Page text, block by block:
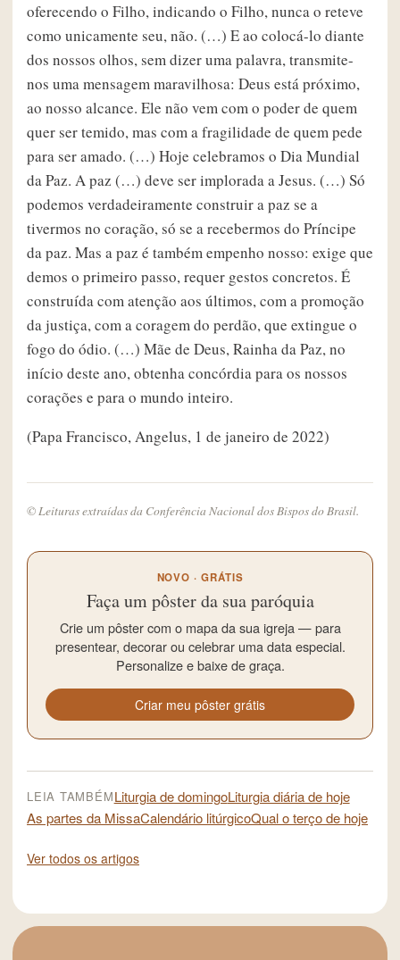
oferecendo o Filho, indicando o Filho, nunca o reteve
como unicamente seu, não. (…) E ao colocá-lo diante
dos nossos olhos, sem dizer uma palavra, transmite-
nos uma mensagem maravilhosa: Deus está próximo,
ao nosso alcance. Ele não vem com o poder de quem
quer ser temido, mas com a fragilidade de quem pede
para ser amado. (…) Hoje celebramos o Dia Mundial
da Paz. A paz (…) deve ser implorada a Jesus. (…) Só
podemos verdadeiramente construir a paz se a
tivermos no coração, só se a recebermos do Príncipe
da paz. Mas a paz é também empenho nosso: exige que
demos o primeiro passo, requer gestos concretos. É
construída com atenção aos últimos, com a promoção
da justiça, com a coragem do perdão, que extingue o
fogo do ódio. (…) Mãe de Deus, Rainha da Paz, no
início deste ano, obtenha concórdia para os nossos
corações e para o mundo inteiro.
(Papa Francisco, Angelus, 1 de janeiro de 2022)
© Leituras extraídas da Conferência Nacional dos Bispos do Brasil.
NOVO · GRÁTIS
Faça um pôster da sua paróquia
Crie um pôster com o mapa da sua igreja — para
presentear, decorar ou celebrar uma data especial.
Personalize e baixe de graça.
Criar meu pôster grátis
LEIA TAMBÉMLiturgia de domingoLiturgia diária de hoje
As partes da MissaCalendário litúrgicoQual o terço de hoje
Ver todos os artigos